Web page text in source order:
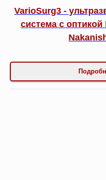
VarioSurg3 -
система c